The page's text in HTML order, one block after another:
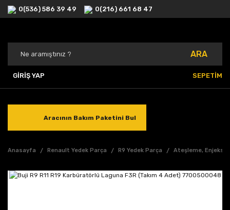
0(536) 586 39 49 0(216) 661 68 47
ARA
GİRİŞ YAP SEPETİM
Aracının Bakım Paketini Bul
Anasayfa Renault Yedek Parça R9 Yedek Parça Ateşleme,